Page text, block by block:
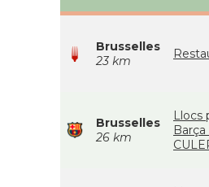
Brusselles
23 km
Brusselles
26 km
Llocs
Barça